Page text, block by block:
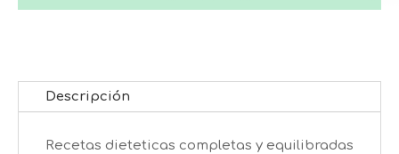
Descripción
Recetas dieteticas completas y equilibradas